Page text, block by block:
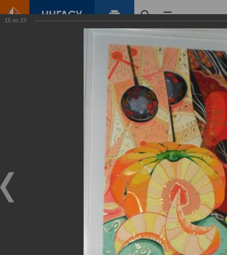
Выставка «Ступени изобразительного творчества»
Фотогалерея
15 из 23